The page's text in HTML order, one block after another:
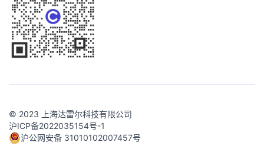
© 2023 上海达雷尔科技有限公司
沪ICP备2022035154号-1
沪公网安备 31010102007457号